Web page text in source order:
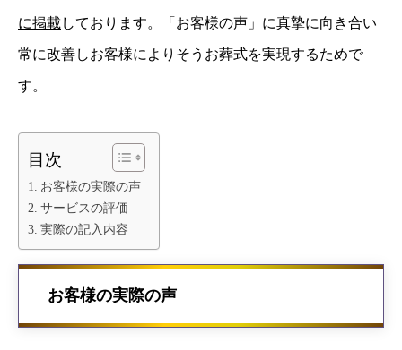
に掲載しております。「お客様の声」に真摯に向き合い
常に改善しお客様によりそうお葬式を実現するためで
す。
目次
お客様の実際の声
サービスの評価
実際の記入内容
お客様の実際の声